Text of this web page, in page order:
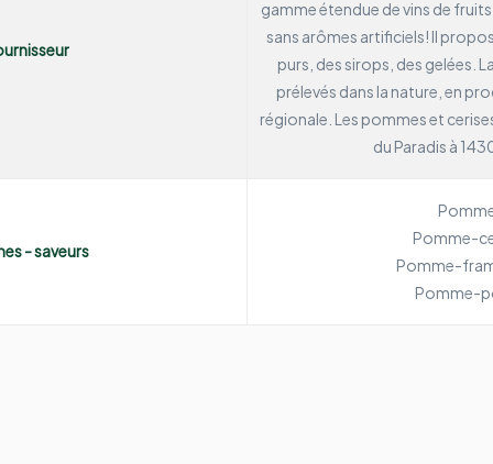
gamme étendue de vins de
sans arômes artificiels! Il
purs, des sirops, des gelées.
prélevés dans la nature, en
régionale. Les pommes et
du Paradis à
- saveurs
Pomme-
Pomme-
Pomme-